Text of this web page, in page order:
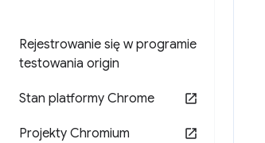
Rejestrowanie się w programie
testowania origin
Stan platformy Chrome
Projekty Chromium